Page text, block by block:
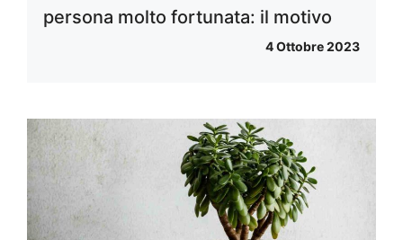
persona molto fortunata: il motivo
4 Ottobre 2023